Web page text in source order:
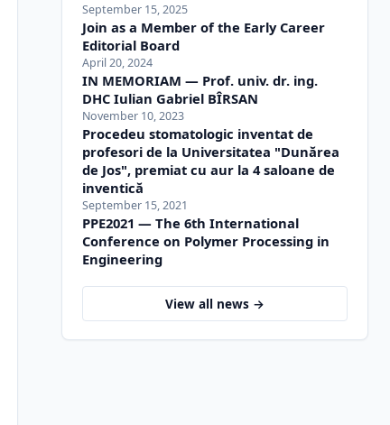
September 15, 2025
Join as a Member of the Early Career
Editorial Board
April 20, 2024
IN MEMORIAM — Prof. univ. dr. ing.
DHC Iulian Gabriel BÎRSAN
November 10, 2023
Procedeu stomatologic inventat de
profesori de la Universitatea "Dunărea
de Jos", premiat cu aur la 4 saloane de
inventică
September 15, 2021
PPE2021 — The 6th International
Conference on Polymer Processing in
Engineering
View all news →